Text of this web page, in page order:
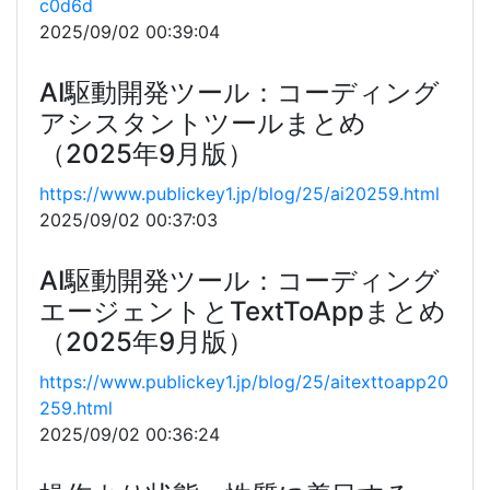
c0d6d
2025/09/02 00:39:04
AI駆動開発ツール：コーディング
アシスタントツールまとめ
（2025年9月版）
https://www.publickey1.jp/blog/25/ai20259.html
2025/09/02 00:37:03
AI駆動開発ツール：コーディング
エージェントとTextToAppまとめ
（2025年9月版）
https://www.publickey1.jp/blog/25/aitexttoapp20
259.html
2025/09/02 00:36:24